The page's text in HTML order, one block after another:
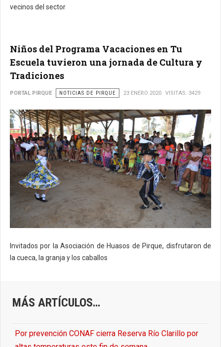
vecinos del sector
Niños del Programa Vacaciones en Tu
Escuela tuvieron una jornada de Cultura y
Tradiciones
PORTAL PIRQUE NOTICIAS DE PIRQUE 23 ENERO 2020 VISITAS: 3429
Invitados por la Asociación de Huasos de Pirque, disfrutaron de
la cueca, la granja y los caballos
MÁS ARTÍCULOS…
Por prevención CONAF cierra Reserva Río Clarillo por